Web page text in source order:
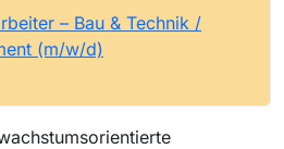
– Bau & Technik /
(m/w/d)